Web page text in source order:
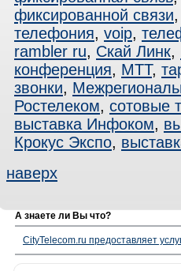
фиксированной связи
телефония, voip,
rambler ru, Скай Линк,
конференция, МТТ,
звонки,
Ростелеком, сотовые
выставка Инфоком,
Крокус Экспо,
наверх
А знаете ли Вы что?
CityTelecom.ru предоставляет